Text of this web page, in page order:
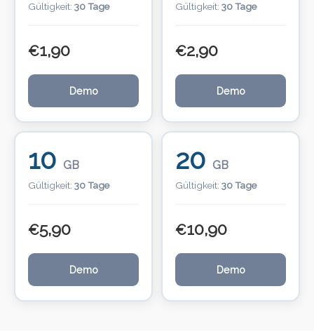
Gültigkeit: 30 Tage
€1,90
Demo
Gültigkeit: 30 Tage
€2,90
Demo
10 GB
Gültigkeit: 30 Tage
€5,90
Demo
20 GB
Gültigkeit: 30 Tage
€10,90
Demo